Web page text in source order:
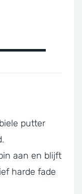
putter
aan en blijft
harde fade